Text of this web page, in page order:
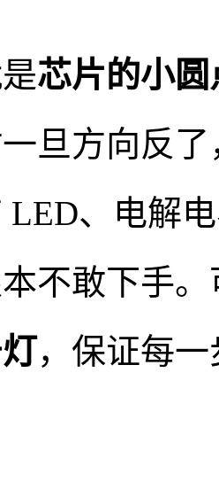
芯片的小
旦方向反
LED、电解
不敢下手
，保证每